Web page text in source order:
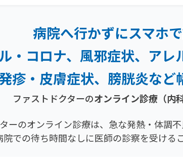
病院へ行かずにスマホ
・コロナ、風邪症状、 アレ
疹・ 皮膚症状、膀胱炎など
ファストドクターのオンライン診療（内
ーのオンライン診療は、急な発熱・体調
院での待ち時間なしに医師の診察を受ける